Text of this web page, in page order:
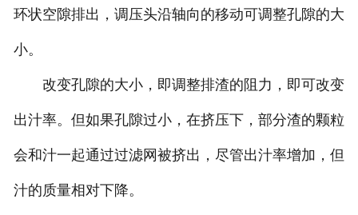
环状空隙排出，调压头沿轴向的移动可调整孔隙的大
小。
改变孔隙的大小，即调整排渣的阻力，即可改变
出汁率。但如果孔隙过小，在挤压下，部分渣的颗粒
会和汁一起通过过滤网被挤出，尽管出汁率增加，但
汁的质量相对下降。